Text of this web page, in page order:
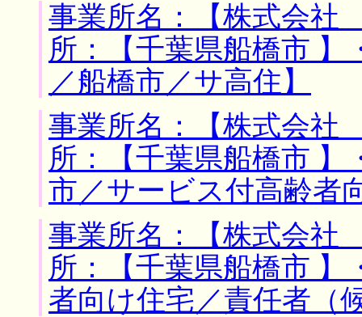
事業所名：【株式会
所：【千葉県船橋市
／船橋市／サ高住】
事業所名：【株式会
所：【千葉県船橋市 】
市／サービス付高齢者
事業所名：【株式会
所：【千葉県船橋市
者向け住宅／責任者（